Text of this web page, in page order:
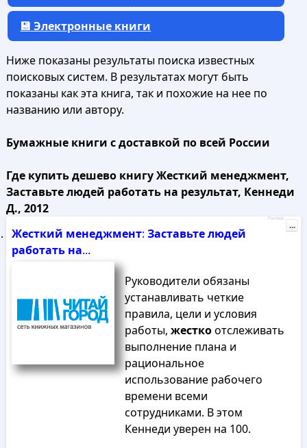
💾 Электронные книги
Ниже показаны результаты поиска известных
поисковых систем. В результатах могут быть
показаны как эта книга, так и похожие на нее по
названию или автору.
Бумажные книги с доставкой по всей России
Где купить дешево книгу Жесткий менеджмент,
Заставьте людей работать на результат, Кеннеди
Д., 2012
Жесткий менеджмент: Заставьтелюдей
работать на...
Руководители обязаны
устанавливать четкие
правила, цели и условия
работы, жесткоотслеживать
выполнение плана и
рациональное
использование рабочего
времени всеми
сотрудниками. В этом
Кеннеди уверен на 100.
Реклама
...